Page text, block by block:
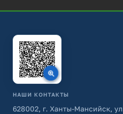
НАШИ КОНТАКТЫ
628002, г. Ханты-Мансийск,